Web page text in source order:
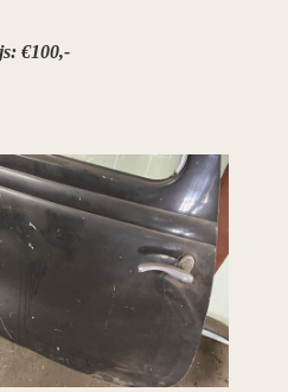
€100,-